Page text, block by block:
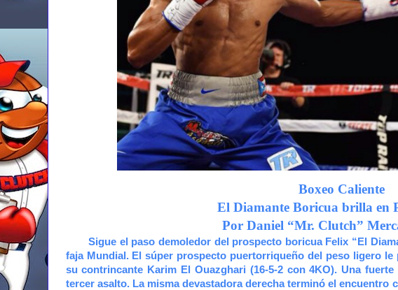
Boxeo Caliente
El Diamante Boricua brilla en
Por Daniel “Mr. Clutch”
Sigue el paso demoledor del prospecto boricua Felix “El
faja Mundial. El súper prospecto puertorriqueño del peso ligero
su contrincante Karim El Ouazghari (16-5-2 con 4KO). Una
tercer asalto. La misma devastadora derecha terminó el encuentro